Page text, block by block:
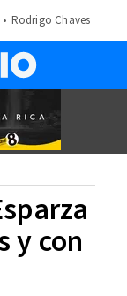
Rodrigo Chaves
y con